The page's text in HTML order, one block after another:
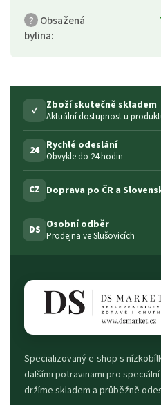
? Obsažená
bylina:
✓ Zboží skutečně skladem
Aktuální dostupnost u
24 Rychlé odeslání
Obvykle do 24 hodin
CZ Doprava po ČR a
DS Osobní odběr
Prodejna ve Slušovicích
Specializovaný e-shop s
dalšími potravinami pro
držíme skladem a průběžně